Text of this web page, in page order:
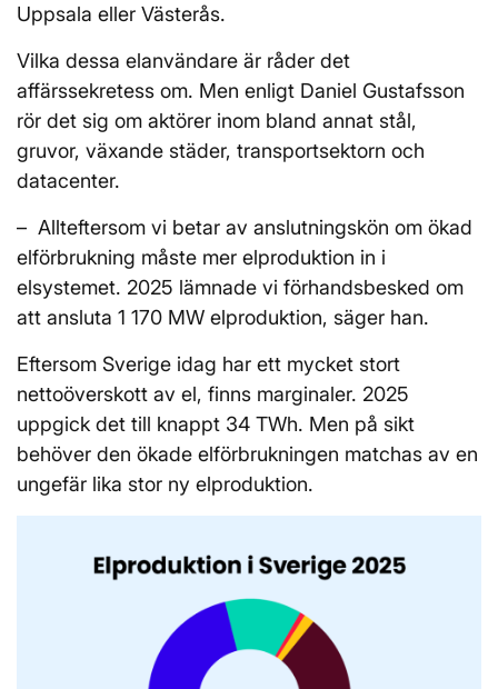
Uppsala eller Västerås.
Vilka dessa elanvändare är råder det
affärssekretess om. Men enligt Daniel Gustafsson
rör det sig om aktörer inom bland annat stål,
gruvor, växande städer, transportsektorn och
datacenter.
– Allteftersom vi betar av anslutningskön om ökad
elförbrukning måste mer elproduktion in i
elsystemet. 2025 lämnade vi förhandsbesked om
att ansluta 1 170 MW elproduktion, säger han.
Eftersom Sverige idag har ett mycket stort
nettoöverskott av el, finns marginaler. 2025
uppgick det till knappt 34 TWh. Men på sikt
behöver den ökade elförbrukningen matchas av en
ungefär lika stor ny elproduktion.